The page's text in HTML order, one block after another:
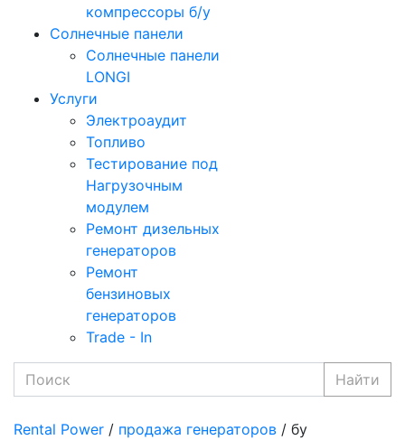
компрессоры б/у
Солнечные панели
Солнечные панели
LONGI
Услуги
Электроаудит
Топливо
Тестирование под
Нагрузочным
модулем
Ремонт дизельных
генераторов
Ремонт
бензиновых
генераторов
Trade - In
Найти
Rental Power / продажа генераторов / бу